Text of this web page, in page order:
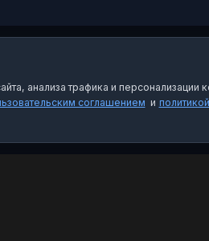
анализа трафика и персонализации
соглашением и политикой